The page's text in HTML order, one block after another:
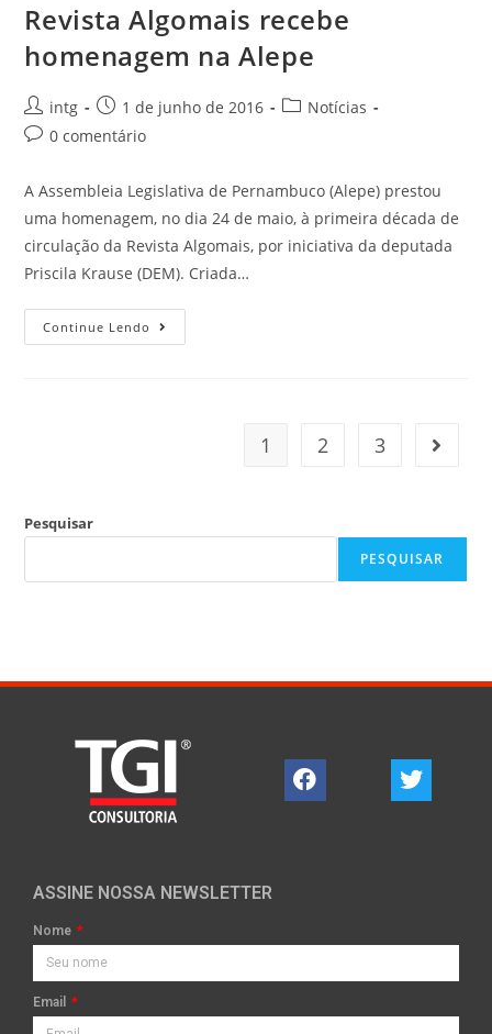
Revista Algomais recebe
homenagem na Alepe
intg 1 de junho de 2016
Notícias
0 comentário
A Assembleia Legislativa de Pernambuco (Alepe) prestou
uma homenagem, no dia 24 de maio, à primeira década de
circulação da Revista Algomais, por iniciativa da deputada
Priscila Krause (DEM). Criada…
Continue Lendo
1 2 3
Pesquisar
PESQUISAR
ASSINE NOSSA NEWSLETTER
Nome
Email